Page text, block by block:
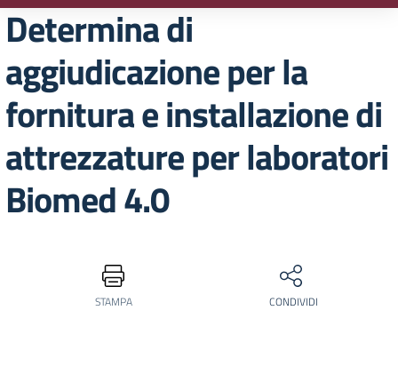
Determina di
aggiudicazione per la
fornitura e installazione di
attrezzature per laboratori
Biomed 4.0
STAMPA CONDIVIDI